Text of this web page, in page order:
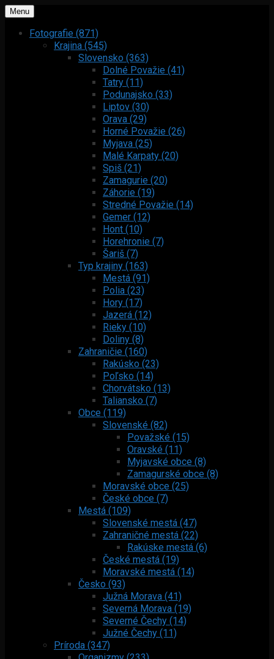
Menu
Fotografie (871)
Krajina (545)
Slovensko (363)
Dolné Považie (41)
Tatry (11)
Podunajsko (33)
Liptov (30)
Orava (29)
Horné Považie (26)
Myjava (25)
Malé Karpaty (20)
Spiš (21)
Zamagurie (20)
Záhorie (19)
Stredné Považie (14)
Gemer (12)
Hont (10)
Horehronie (7)
Šariš (7)
Typ krajiny (163)
Mestá (91)
Polia (23)
Hory (17)
Jazerá (12)
Rieky (10)
Doliny (8)
Zahraničie (160)
Rakúsko (23)
Poľsko (14)
Chorvátsko (13)
Taliansko (7)
Obce (119)
Slovenské (82)
Považské (15)
Oravské (11)
Myjavské obce (8)
Zamagurské obce (8)
Moravské obce (25)
České obce (7)
Mestá (109)
Slovenské mestá (47)
Zahraničné mestá (22)
Rakúske mestá (6)
České mestá (19)
Moravské mestá (14)
Česko (93)
Južná Morava (41)
Severná Morava (19)
Severné Čechy (14)
Južné Čechy (11)
Príroda (347)